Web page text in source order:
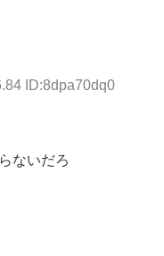
ID:8dpa70dq0
ないだろ